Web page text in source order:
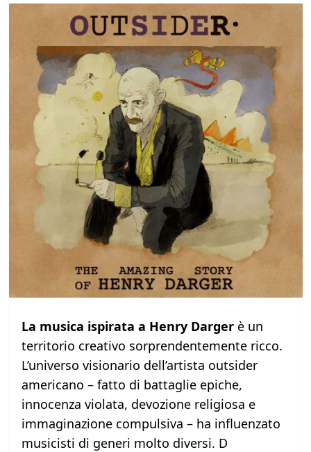
La musica ispirata a Henry Dargerè un
territorio creativo sorprendentemente ricco.
L’universo visionario dell’artista outsider
americano – fatto di battaglie epiche,
innocenza violata, devozione religiosa e
immaginazione compulsiva – ha influenzato
musicisti di generi molto diversi. D